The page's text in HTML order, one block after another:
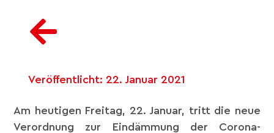
Veröffentlicht: 22. Januar 2021
Am heutigen Freitag, 22. Januar, tritt die neue
Verordnung zur Eindämmung der Corona-